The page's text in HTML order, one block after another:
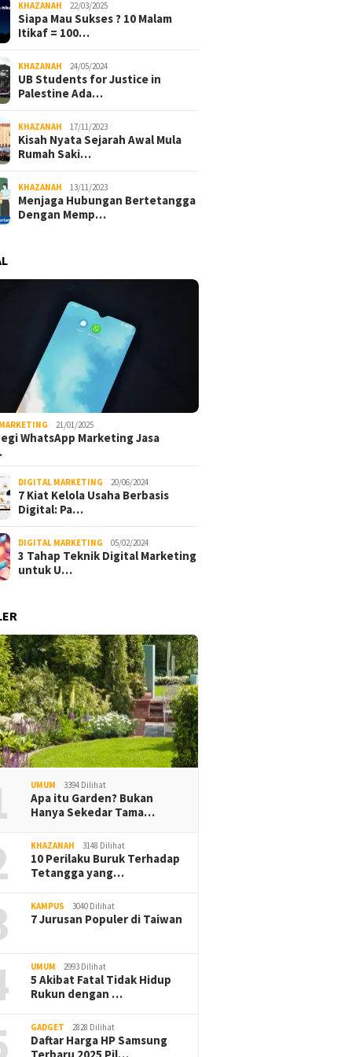
KHAZANAH 22/03/2025
Siapa Mau Sukses ? 10 Malam
Itikaf = 100…
KHAZANAH 24/05/2024
UB Students for Justice in
Palestine Ada…
KHAZANAH 17/11/2023
Kisah Nyata Sejarah Awal Mula
Rumah Saki…
KHAZANAH 13/11/2023
Menjaga Hubungan Bertetangga
Dengan Memp…
21/01/2025
WhatsApp Marketing Jasa
DIGITAL MARKETING 20/06/2024
7 Kiat Kelola Usaha Berbasis
Digital: Pa…
DIGITAL MARKETING 05/02/2024
3 Tahap Teknik Digital Marketing
untuk U…
UMUM 3394 Dilihat
Apa itu Garden? Bukan
Hanya Sekedar Tama…
KHAZANAH 3148 Dilihat
10 Perilaku Buruk Terhadap
Tetangga yang…
KAMPUS 3040 Dilihat
7 Jurusan Populer di Taiwan
UMUM 2993 Dilihat
5 Akibat Fatal Tidak Hidup
Rukun dengan …
GADGET 2828 Dilihat
Daftar Harga HP Samsung